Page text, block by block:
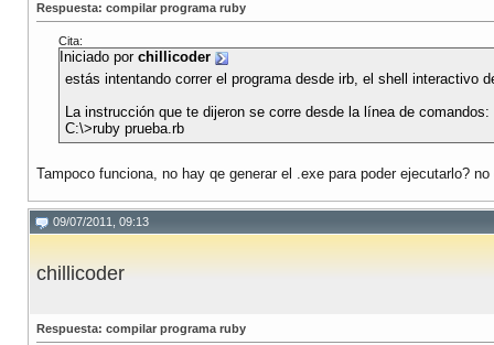
Respuesta: compilar programa ruby
Cita:
Iniciado por chillicoder
estás intentando correr el programa desde irb, el shell interactivo
La instrucción que te dijeron se corre desde la línea de comandos:
C:\>ruby prueba.rb
Tampoco funciona, no hay qe generar el .exe para poder ejecutarlo? no
09/07/2011, 09:13
chillicoder
Respuesta: compilar programa ruby